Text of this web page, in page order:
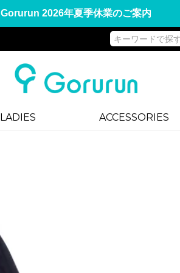
Gorurun 2026年夏季休業のご案内
LADIES ACCESSORIES